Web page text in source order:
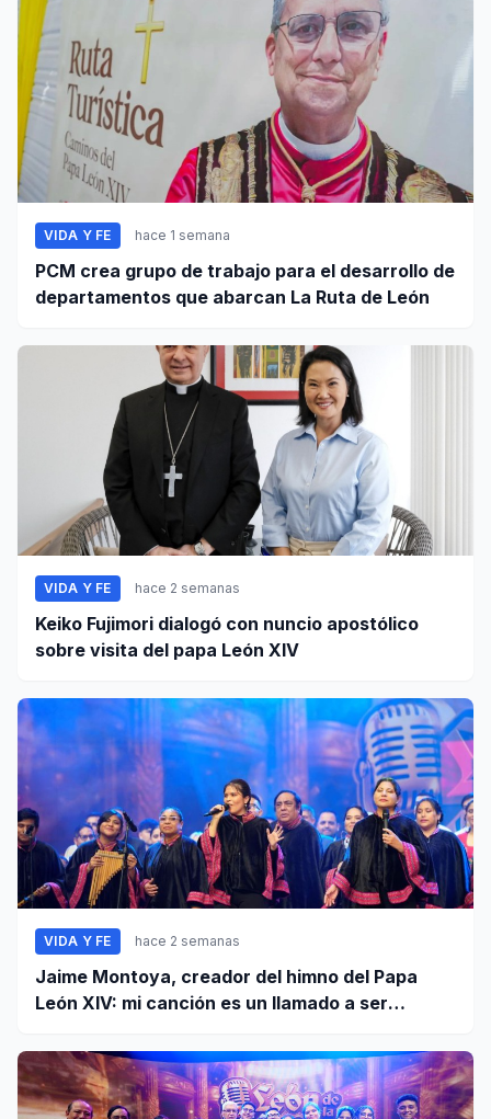
VIDA Y FE hace 1 semana
PCM crea grupo de trabajo para el desarrollo de
departamentos que abarcan La Ruta de León
VIDA Y FE hace 2 semanas
Keiko Fujimori dialogó con nuncio apostólico
sobre visita del papa León XIV
VIDA Y FE hace 2 semanas
Jaime Montoya, creador del himno del Papa
León XIV: mi canción es un llamado a ser